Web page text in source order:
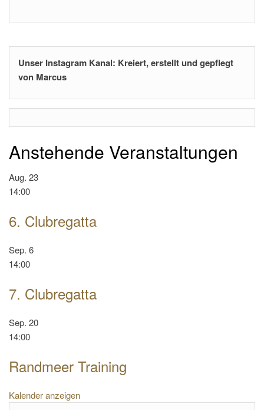
Unser Instagram Kanal: Kreiert, erstellt und gepflegt
von Marcus
Anstehende Veranstaltungen
Aug. 23
14:00
6. Clubregatta
Sep. 6
14:00
7. Clubregatta
Sep. 20
14:00
Randmeer Training
Kalender anzeigen